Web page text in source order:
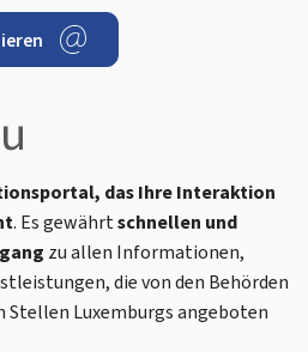
das Ihre Interaktion
. Es gewährtschnellen und
zu allen Informationen,
die von den Behörden
Luxemburgs angeboten